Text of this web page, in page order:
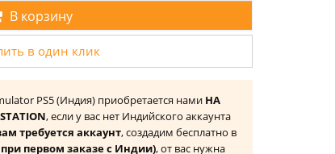
В корзину
в один клик
PS5 (Индия) приобретается нами НА
, если у вас нет Индийского аккаунта
требуется аккаунт, создадим бесплатно в
первом заказе с Индии), от вас нужна